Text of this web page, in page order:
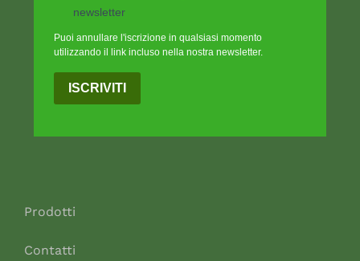
newsletter
Puoi annullare l'iscrizione in qualsiasi momento
utilizzando il link incluso nella nostra newsletter.
ISCRIVITI
Prodotti
Contatti